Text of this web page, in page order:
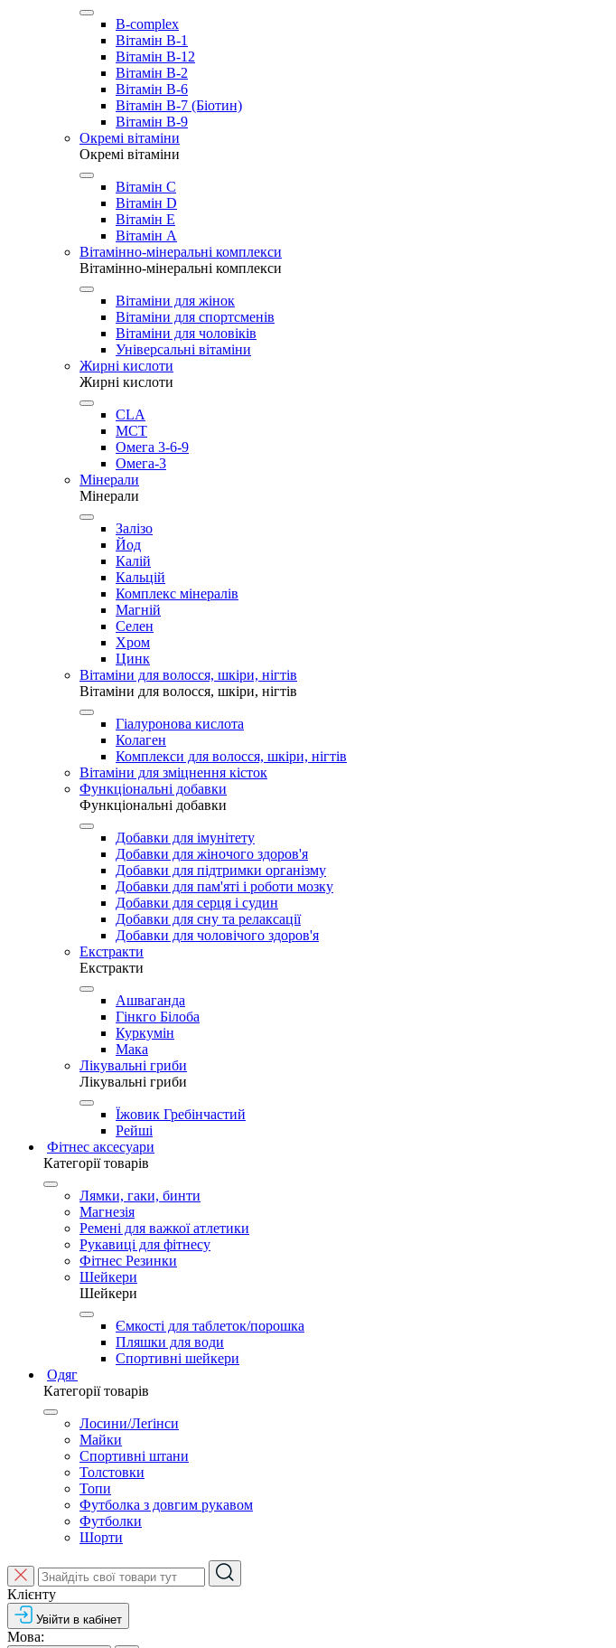
B-complex
Вітамін B-1
Вітамін B-12
Вітамін B-2
Вітамін B-6
Вітамін B-7 (Біотин)
Вітамін B-9
Окремі вітаміни
Окремі вітаміни
Вітамін C
Вітамін D
Вітамін E
Вітамін А
Вітамінно-мінеральні комплекси
Вітамінно-мінеральні комплекси
Вітаміни для жінок
Вітаміни для спортсменів
Вітаміни для чоловіків
Універсальні вітаміни
Жирні кислоти
Жирні кислоти
CLA
MCT
Омега 3-6-9
Омега-3
Мінерали
Мінерали
Залізо
Йод
Калій
Кальцій
Комплекс мінералів
Магній
Селен
Хром
Цинк
Вітаміни для волосся, шкіри, нігтів
Вітаміни для волосся, шкіри, нігтів
Гіалуронова кислота
Колаген
Комплекси для волосся, шкіри, нігтів
Вітаміни для зміцнення кісток
Функціональні добавки
Функціональні добавки
Добавки для імунітету
Добавки для жіночого здоров'я
Добавки для підтримки організму
Добавки для пам'яті і роботи мозку
Добавки для серця і судин
Добавки для сну та релаксації
Добавки для чоловічого здоров'я
Екстракти
Екстракти
Ашваганда
Гінкго Білоба
Куркумін
Мака
Лікувальні гриби
Лікувальні гриби
Їжовик Гребінчастий
Рейші
Фітнес аксесуари
Категорії товарів
Лямки, гаки, бинти
Магнезія
Ремені для важкої атлетики
Рукавиці для фітнесу
Фітнес Резинки
Шейкери
Шейкери
Ємкості для таблеток/порошка
Пляшки для води
Спортивні шейкери
Одяг
Категорії товарів
Лосини/Леґінси
Майки
Спортивні штани
Толстовки
Топи
Футболка з довгим рукавом
Футболки
Шорти
Клієнту
Увійти в кабінет
Мова: